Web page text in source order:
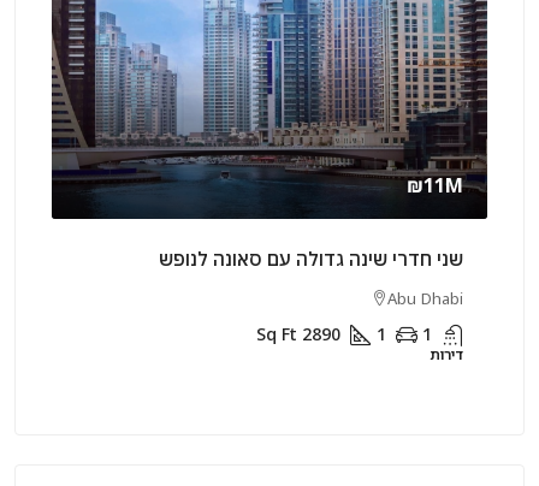
₪11M
שני חדרי שינה גדולה עם סאונה לנופש
Abu Dhabi
1
1
2890
Sq Ft
דירות